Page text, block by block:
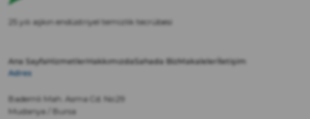
25 yılı aşkın endüstriyel temizlik tecrübesi
Ana SayfaHizmetlerHakkımızdaSahada BizMakaleler İletişim
Adres
Bademli Mah. Asma Cd. No:29
Mudanya / Bursa